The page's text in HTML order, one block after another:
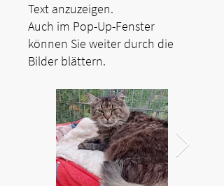
Text anzuzeigen.
Auch im Pop-Up-Fenster
können Sie weiter durch die
Bilder blättern.